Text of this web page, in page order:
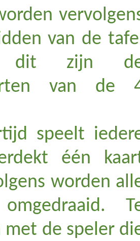
van de
dit zijn
van de
speelt
één
worden
met de speler